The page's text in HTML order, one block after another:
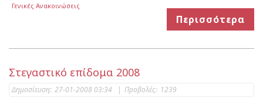
Γενικές Ανακοινώσεις
Περισσότερα
Στεγαστικό επίδομα 2008
Δημοσίευση: 27-01-2008 03:34 | Προβολές: 1239